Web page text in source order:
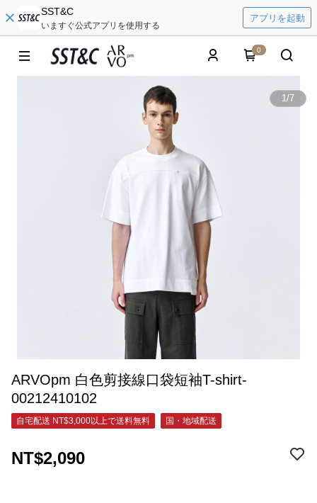
SST&C
いますぐ公式アプリを使用する
アプリを起動
0
1/7
ARVOpm 白色剪接線口袋短袖T-shirt-
00212410102
自宅配送 NT$3,000以上で送料無料 国・地域配送
NT$2,090